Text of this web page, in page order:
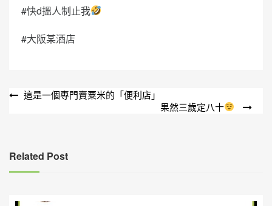
#快d搵人制止我
#大阪某酒店
文
覽
這是一個專門賣粟米的「便利店」
果然三歲定八十
Related Post